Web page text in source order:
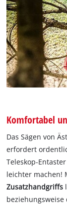
Komfortabel
Das Sägen von
erfordert
Teleskop-
leichter machen!
Zusatzhandgriffs